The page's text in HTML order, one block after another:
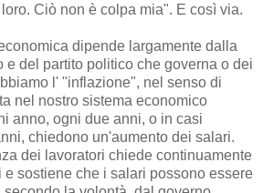
Ciò non è colpa mia". E così via.
dipende largamente dalla
e del partito politico che governa o dei
l' "inflazione", nel senso di
nel nostro sistema economico
anno, ogni due anni, o in casi
chiedono un'aumento dei salari.
dei lavoratori chiede continuamente
e sostiene che i salari possono essere